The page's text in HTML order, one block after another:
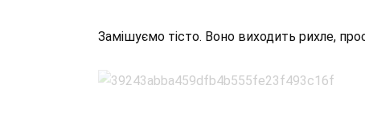
Замішуємо тісто. Воно виходить рихле,